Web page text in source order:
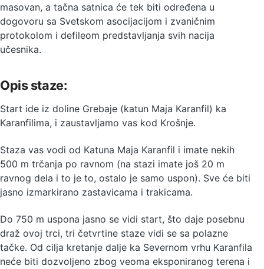
masovan, a tačna satnica će tek biti određena u
dogovoru sa Svetskom asocijacijom i zvaničnim
protokolom i defileom predstavljanja svih nacija
učesnika.
Opis staze:
Start ide iz doline Grebaje (katun Maja Karanfil) ka
Karanfilima, i zaustavljamo vas kod Krošnje.
Staza vas vodi od Katuna Maja Karanfil i imate nekih
500 m trčanja po ravnom (na stazi imate još 20 m
ravnog dela i to je to, ostalo je samo uspon). Sve će biti
jasno izmarkirano zastavicama i trakicama.
Do 750 m uspona jasno se vidi start, što daje posebnu
draž ovoj trci, tri četvrtine staze vidi se sa polazne
tačke. Od cilja kretanje dalje ka Severnom vrhu Karanfila
neće biti dozvoljeno zbog veoma eksponiranog terena i